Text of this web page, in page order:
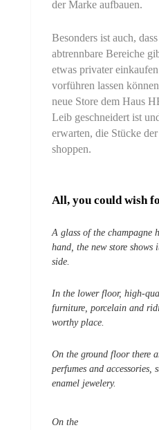
der Marke aufbauen.
Besonders ist auch,
abtrennbare Bereiche
etwas privater
vorführen lassen
neue Store dem Haus
Leib geschneidert ist
erwarten, die Stücke
shoppen.
All, you could wish
A glass of the champagne
hand, the new store
side.
In the lower floor, high-
furniture, porcelain and
worthy place.
On the ground floor there
perfumes and accessories,
enamel jewelery.
On the